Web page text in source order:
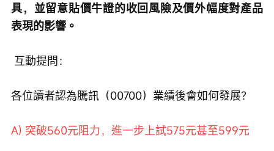
具，並留意貼價牛證的收回風險及價外幅度對產品
表現的影響。
互動提問：
各位讀者認為騰訊（00700）業績後會如何發展？
A) 突破560元阻力，進一步上試575元甚至599元